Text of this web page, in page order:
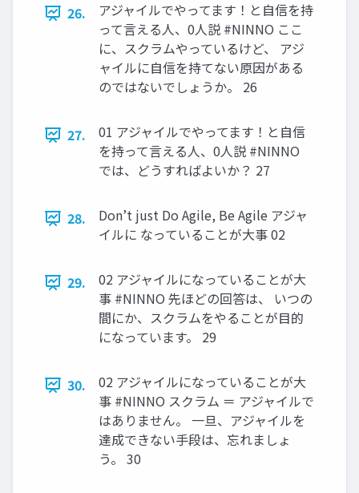
26.
アジャイルでやってます！と自信を持
って言える人、0人説 #NINNO ここ
に、スクラムやっているけど、 アジ
ャイルに自信を持てない原因がある
のではないでしょうか。 26
27.
01 アジャイルでやってます！と自信
を持って言える人、0人説 #NINNO
では、どうすればよいか？ 27
28.
Don’t just Do Agile, Be Agile アジャ
イルに なっていることが大事 02
29.
02 アジャイルになっていることが大
事 #NINNO 先ほどの回答は、 いつの
間にか、スクラムをやることが目的
になっています。 29
30.
02 アジャイルになっていることが大
事 #NINNO スクラム ＝ アジャイルで
はありません。 一旦、アジャイルを
達成できない手段は、忘れましょ
う。 30